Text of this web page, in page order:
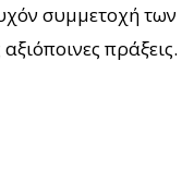
συμμετοχή των
πράξεις.